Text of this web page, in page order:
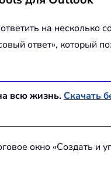
на несколько
ответ», который
всю жизнь.Скачать
окно «Создать и